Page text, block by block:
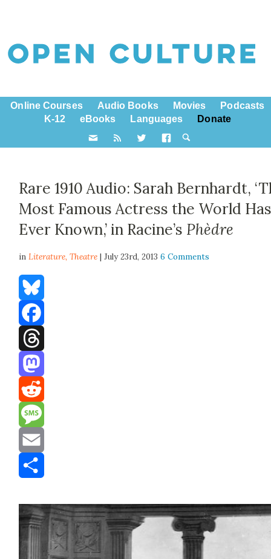
Online Courses Audio Books Movies
Podcasts
K-12
eBooks Languages Donate
Rare 1910 Audio: Sarah Bernhardt,
Most Famous Actress the World
Ever Known,’ in Racine’s Phèdre
inLiterature,Theatre | July 23rd, 20136 Comments
Bluesky
Facebook
Threads
Mastodon
Reddit
Message
Email